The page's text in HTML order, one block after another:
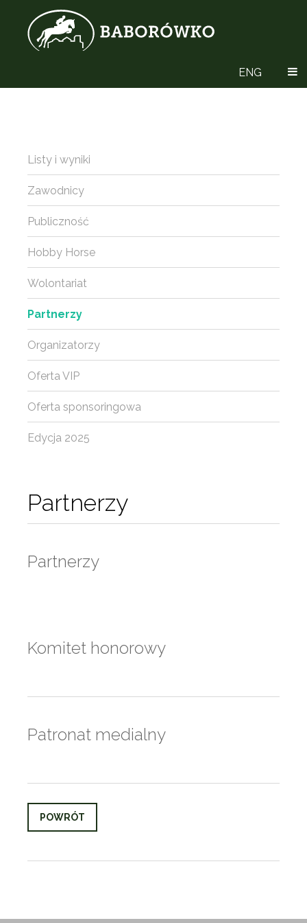
ENG
Partnerzy
Partnerzy
Komitet honorowy
Patronat medialny
POWRÓT
Listy i wyniki
Zawodnicy
Publiczność
Hobby Horse
Wolontariat
Partnerzy
Organizatorzy
Oferta VIP
Oferta sponsoringowa
Edycja 2025